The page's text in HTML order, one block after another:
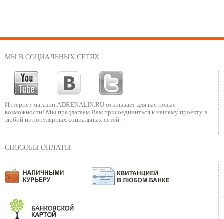
МЫ В СОЦИАЛЬНЫХ СЕТЯХ
Интернет магазин ADRENALIN.RU открывает для вас новые
возможности! Мы предлагаем Вам присоединиться к нашему проекту в
любой из популярных социальных сетей.
СПОСОБЫ ОПЛАТЫ